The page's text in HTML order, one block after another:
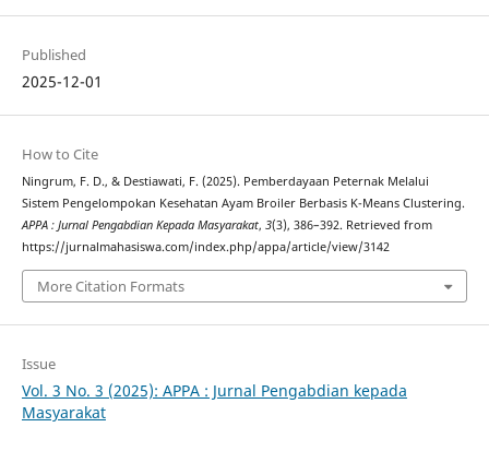
Published
2025-12-01
How to Cite
Ningrum, F. D., & Destiawati, F. (2025). Pemberdayaan Peternak Melalui
Sistem Pengelompokan Kesehatan Ayam Broiler Berbasis K-Means Clustering.
APPA : Jurnal Pengabdian Kepada Masyarakat, 3(3), 386–392. Retrieved from
https://jurnalmahasiswa.com/index.php/appa/article/view/3142
More Citation Formats
Issue
Vol. 3 No. 3 (2025): APPA : Jurnal Pengabdian kepada
Masyarakat